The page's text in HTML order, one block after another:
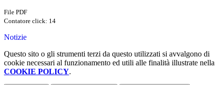
File PDF
Contatore click: 14
Notizie
Questo sito o gli strumenti terzi da questo utilizzati si avvalgono di
cookie necessari al funzionamento ed utili alle finalità illustrate nella
COOKIE POLICY.